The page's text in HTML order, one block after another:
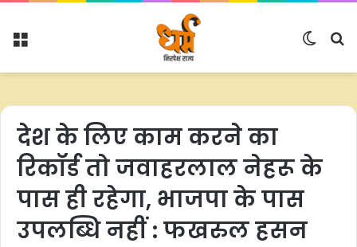
Menu
Switch
देश के लिए काम करने का
रिकॉर्ड तो जवाहरलाल नेहरू के
पास ही रहेगा, भाजपा के पास
उपलब्धि नहीं : फखरुल हसन